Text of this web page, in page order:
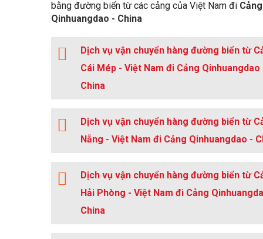
Harbor Type:Coastal Natural
bằng đường biển từ các cảng của Việt Nam đi Cảng
Qinhuangdao - China
Dịch vụ vận chuyển hàng đường biển từ
Cái Mép - Việt Nam đi Cảng Qinhuangdao
China
Dịch vụ vận chuyển hàng đường biển từ
Nẵng - Việt Nam đi Cảng Qinhuangdao -
Dịch vụ vận chuyển hàng đường biển từ
Hải Phòng - Việt Nam đi Cảng
China